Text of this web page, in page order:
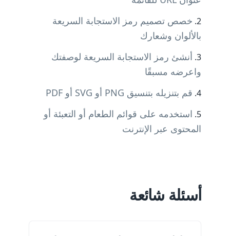
خصص تصميم رمز الاستجابة السريعة
بالألوان وشعارك
أنشئ رمز الاستجابة السريعة لوصفتك
واعرضه مسبقًا
قم بتنزيله بتنسيق PNG أو SVG أو PDF
استخدمه على قوائم الطعام أو التعبئة أو
المحتوى عبر الإنترنت
أسئلة شائعة